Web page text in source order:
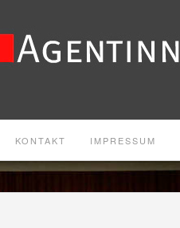
KONTAKT IMPRESSUM